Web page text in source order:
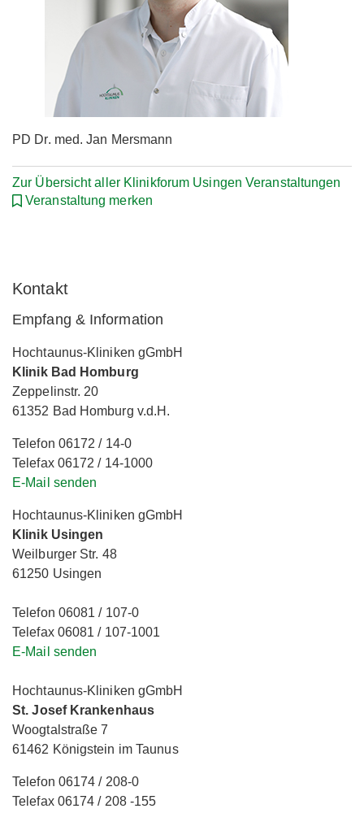
PD Dr. med. Jan Mersmann
Zur Übersicht aller Klinikforum Usingen Veranstaltungen
Veranstaltung merken
Kontakt
Empfang & Information
Hochtaunus-Kliniken gGmbH
Klinik Bad Homburg
Zeppelinstr. 20
61352 Bad Homburg v.d.H.
Telefon 06172 / 14-0
Telefax 06172 / 14-1000
E-Mail senden
Hochtaunus-Kliniken gGmbH
Klinik Usingen
Weilburger Str. 48
61250 Usingen
Telefon 06081 / 107-0
Telefax 06081 / 107-1001
E-Mail senden
Hochtaunus-Kliniken gGmbH
St. Josef Krankenhaus
Woogtalstraße 7
61462 Königstein im Taunus
Telefon 06174 / 208-0
Telefax 06174 / 208 -155